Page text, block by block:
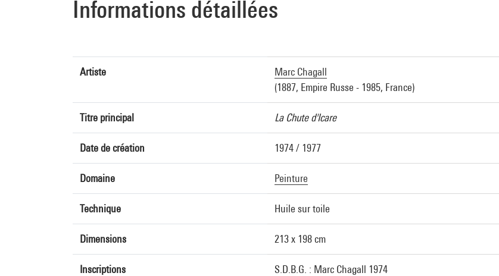
Informations détaillées
Artiste
Marc Chagall
(1887, Empire Russe - 1985, France)
Titre principal La Chute d'Icare
Date de création 1974 / 1977
Domaine Peinture
Technique Huile sur toile
Dimensions 213 x 198 cm
Inscriptions
S.D.B.G. : Marc Chagall 1974